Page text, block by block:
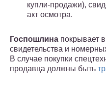
купли-продажи),
акт осмотра.
Госпошлина покрывает
свидетельства и
В случае покупки
продавца должны быть